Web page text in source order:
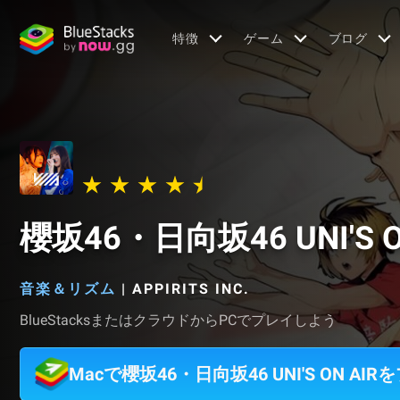
特徴 ゲーム ブログ
櫻坂46・日向坂46 UNI'S
音楽＆リズム | APPIRITS INC.
BlueStacksまたはクラウドからPCでプレイしよう
Macで櫻坂46・日向坂46 UNI'S ON AIR